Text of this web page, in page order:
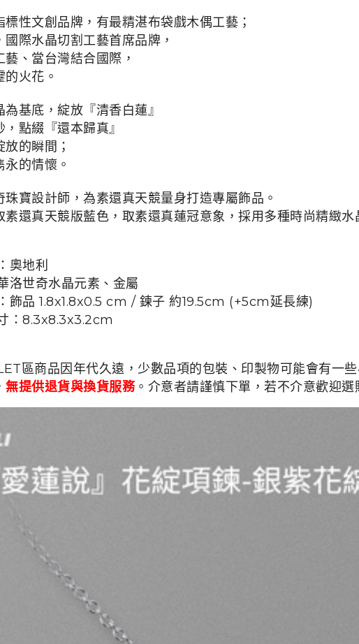
標性文創品牌，有最精湛布袋戲木偶工藝；
際水晶切割工藝首席品牌，
、當台灣結合國際，
的火花。
基底，綻放『清香白蓮』
點綴『還本歸真』
的瞬間；
的情懷。
珠寶設計師，為素還真天競量身打造專屬飾品。
素還真天競版藍色，取素還真蓮冠意象，採用多種時尚精緻
奧地利
洛世奇水晶元素、金屬
飾品 1.8x1.8x0.5 cm / 鍊子 約19.5cm (+5cm延長練)
：8.3x8.3x3.2cm
區商品因年代久遠，少數品項的包裝、印製物可能會有一
無提供退貨與換貨服務。介意者請謹慎下單，若不介意歡迎選